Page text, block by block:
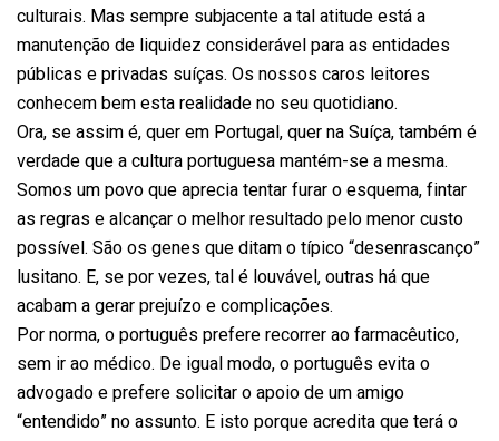
culturais. Mas sempre subjacente a tal atitude está a
manutenção de liquidez considerável para as entidades
públicas e privadas suíças. Os nossos caros leitores
conhecem bem esta realidade no seu quotidiano.
Ora, se assim é, quer em Portugal, quer na Suíça, também é
verdade que a cultura portuguesa mantém-se a mesma.
Somos um povo que aprecia tentar furar o esquema, fintar
as regras e alcançar o melhor resultado pelo menor custo
possível. São os genes que ditam o típico “desenrascanço”
lusitano. E, se por vezes, tal é louvável, outras há que
acabam a gerar prejuízo e complicações.
Por norma, o português prefere recorrer ao farmacêutico,
sem ir ao médico. De igual modo, o português evita o
advogado e prefere solicitar o apoio de um amigo
“entendido” no assunto. E isto porque acredita que terá o